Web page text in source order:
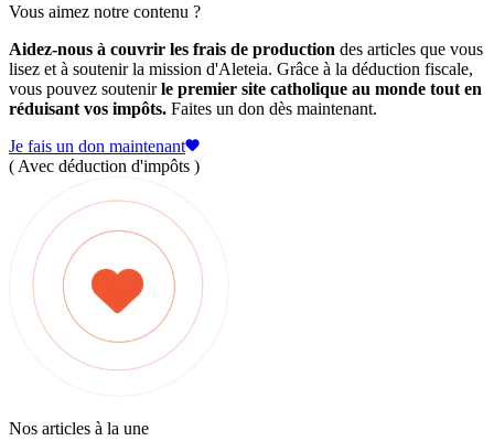
Vous aimez notre contenu ?
Aidez-nous à couvrir les frais de production des articles que vous
lisez et à soutenir la mission d'Aleteia. Grâce à la déduction fiscale,
vous pouvez soutenirle premier site catholique au monde tout en
réduisant vos impôts. Faites un don dès maintenant.
Je fais un don maintenant
( Avec déduction d'impôts )
Nos articles à la une